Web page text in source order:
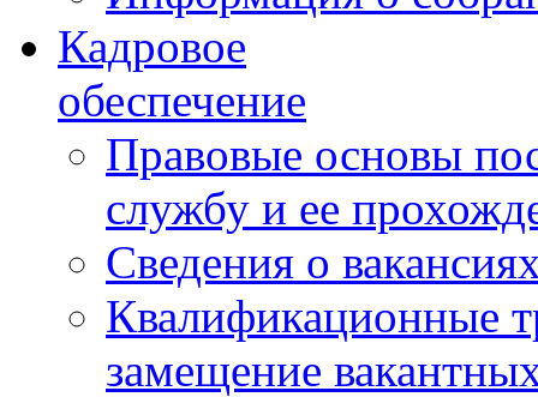
Кадровое
обеспечение
Правовые основы
службу и ее
Сведения о
Квалификационные
замещение